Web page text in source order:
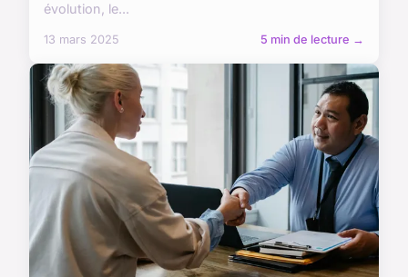
évolution, le...
13 mars 2025 5 min de lecture →